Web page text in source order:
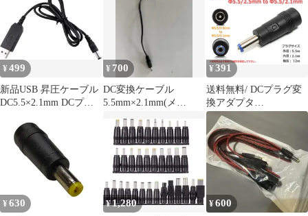
5.5mm×2.5mm（オス）
変換コネクタ 汎用 AC
アダプター 充電器 接続
用 1個 E674
10個セット （ブラッ
¥499
新品USB 昇圧ケーブル
DC5.5×2.1mm DCプラ
¥ 700
DC変換ケーブル
5.5mm×2.1mm(メ
ス)
¥391
送料無料/ DCプラグ変
換アダプタ
5.5mmx2.5mm ⇒
5.5mm×2.1mm 電源流用
¥ 630 ¥1,280 ¥600